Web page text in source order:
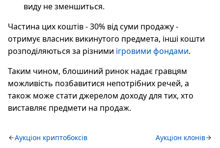
виду не зменшиться.
Частина цих коштів - 30% від суми продажу -
отримує власник викинутого предмета, інші кошти
розподіляються за різними ігровими фондами.
Таким чином, блошиний ринок надає гравцям
можливість позбавитися непотрібних речей, а
також може стати джерелом доходу для тих, хто
виставляє предмети на продаж.
Аукціон криптобоксів Аукціон клонів